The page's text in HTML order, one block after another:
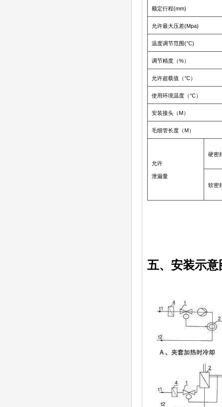
额定行程(mm)
允许最大压差(Mpa)
温度调节范围(°C)
调节精度（%）
允许超载值（°C）
使用环境温度（°C）
安装接头（M）
毛细管长度（M）
允许
泄漏量
硬密
软密
五、安装示意